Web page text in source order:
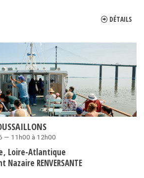
DÉTAILS
— 11h00 à 12h00
Loire-Atlantique
Nazaire RENVERSANTE